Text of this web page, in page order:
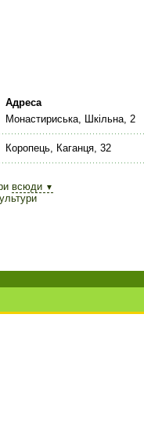
Адреса
Монастириська, Шкільна, 2
Коропець, Каганця, 32
всюди ▼